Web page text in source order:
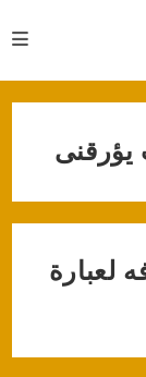
يؤرقنى
لعبارة